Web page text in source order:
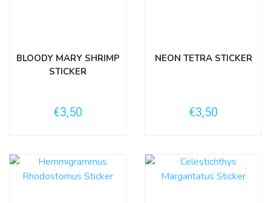
BLOODY MARY SHRIMP
STICKER
€3,50
NEON TETRA STICKER
€3,50